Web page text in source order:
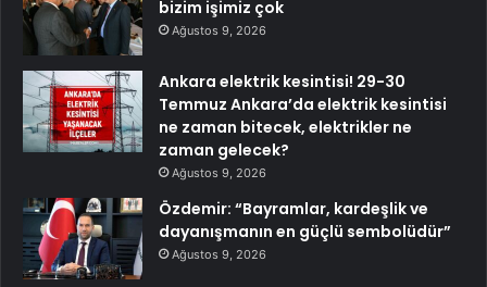
bizim işimiz çok
Ağustos 9, 2026
Ankara elektrik kesintisi! 29-30
Temmuz Ankara’da elektrik kesintisi
ne zaman bitecek, elektrikler ne
zaman gelecek?
Ağustos 9, 2026
Özdemir: “Bayramlar, kardeşlik ve
dayanışmanın en güçlü sembolüdür”
Ağustos 9, 2026